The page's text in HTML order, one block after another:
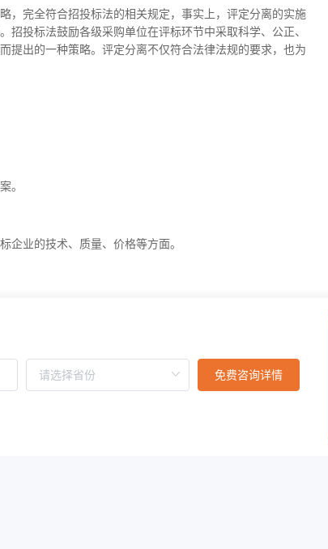
，完全符合招投标法的相关规定，事实上，评定分离的实施
投标法鼓励各级采购单位在评标环节中采取科学、公正、
提出的一种策略。评定分离不仅符合法律法规的要求，也为
。
企业的技术、质量、价格等方面。
免费咨询详情